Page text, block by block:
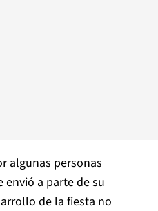
algunas personas
envió a parte de su
de la fiesta no